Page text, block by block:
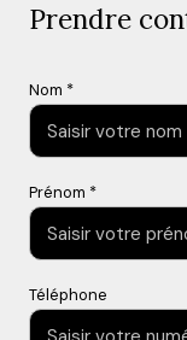
Prendre
Nom *
Prénom *
Téléphone